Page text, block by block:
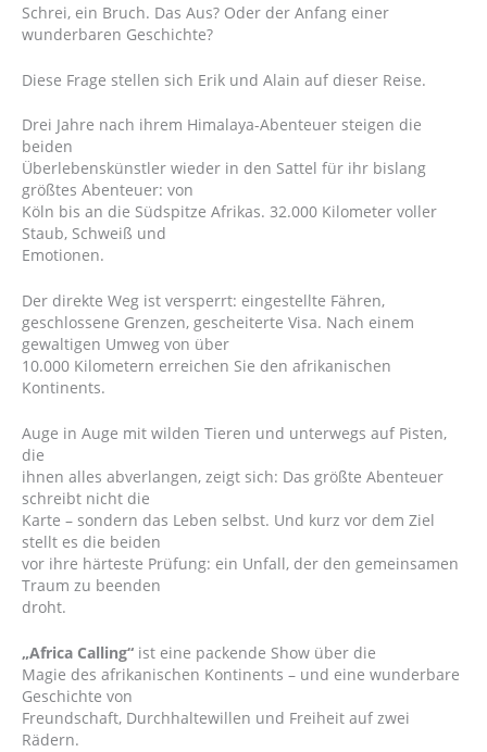
Schrei, ein Bruch. Das Aus? Oder der Anfang einer
wunderbaren Geschichte?
Diese Frage stellen sich Erik und Alain auf dieser Reise.
Drei Jahre nach ihrem Himalaya-Abenteuer steigen die
beiden
Überlebenskünstler wieder in den Sattel für ihr bislang
größtes Abenteuer: von
Köln bis an die Südspitze Afrikas. 32.000 Kilometer voller
Staub, Schweiß und
Emotionen.
Der direkte Weg ist versperrt: eingestellte Fähren,
geschlossene Grenzen, gescheiterte Visa. Nach einem
gewaltigen Umweg von über
10.000 Kilometern erreichen Sie den afrikanischen
Kontinents.
Auge in Auge mit wilden Tieren und unterwegs auf Pisten,
die
ihnen alles abverlangen, zeigt sich: Das größte Abenteuer
schreibt nicht die
Karte – sondern das Leben selbst. Und kurz vor dem Ziel
stellt es die beiden
vor ihre härteste Prüfung: ein Unfall, der den gemeinsamen
Traum zu beenden
droht.
„Africa Calling“ ist eine packende Show über die
Magie des afrikanischen Kontinents – und eine wunderbare
Geschichte von
Freundschaft, Durchhaltewillen und Freiheit auf zwei
Rädern.